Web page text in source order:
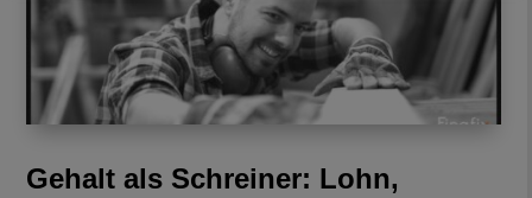
Gehalt als Schreiner: Lohn,